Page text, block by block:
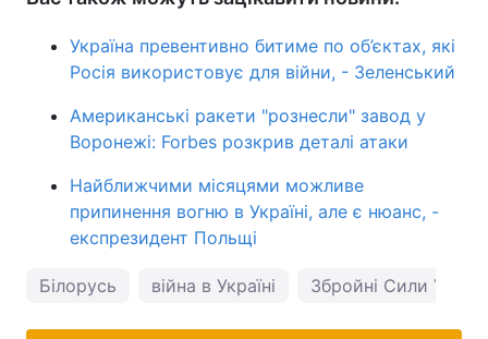
Україна превентивно битиме по об’єктах, які
Росія використовує для війни, - Зеленський
Американські ракети "рознесли" завод у
Воронежі: Forbes розкрив деталі атаки
Найближчими місяцями можливе
припинення вогню в Україні, але є нюанс, -
експрезидент Польщі
Білорусь війна в Україні Збройні Сили